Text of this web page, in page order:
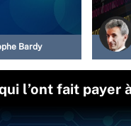
Bardy
l’ont fait payer